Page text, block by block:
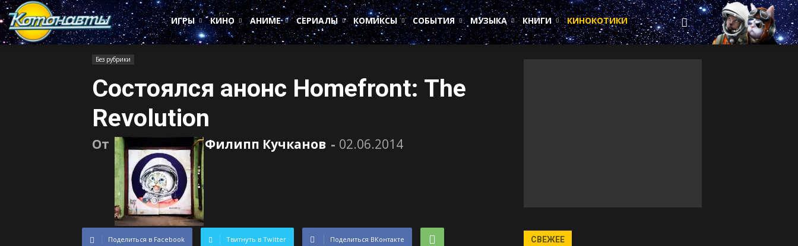
Котонавты
ИГРЫ
КИНО АНИМЕ СЕРИАЛЫ КОМИКСЫ СОБЫТИЯ МУЗЫКА КНИГИ КИНОКОТИКИ
Без рубрики
Состоялся анонс Homefront: The
Revolution
От Филипп Кучканов - 02.06.2014
Поделиться в Facebook Твитнуть в Twitter Поделиться ВКонтакте СВЕЖЕЕ